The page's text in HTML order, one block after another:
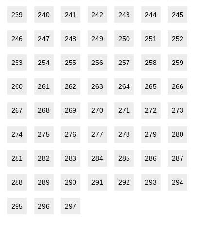
239 240 241 242 243 244 245
246 247 248 249 250 251 252
253 254 255 256 257 258 259
260 261 262 263 264 265 266
267 268 269 270 271 272 273
274 275 276 277 278 279 280
281 282 283 284 285 286 287
288 289 290 291 292 293 294
295 296 297